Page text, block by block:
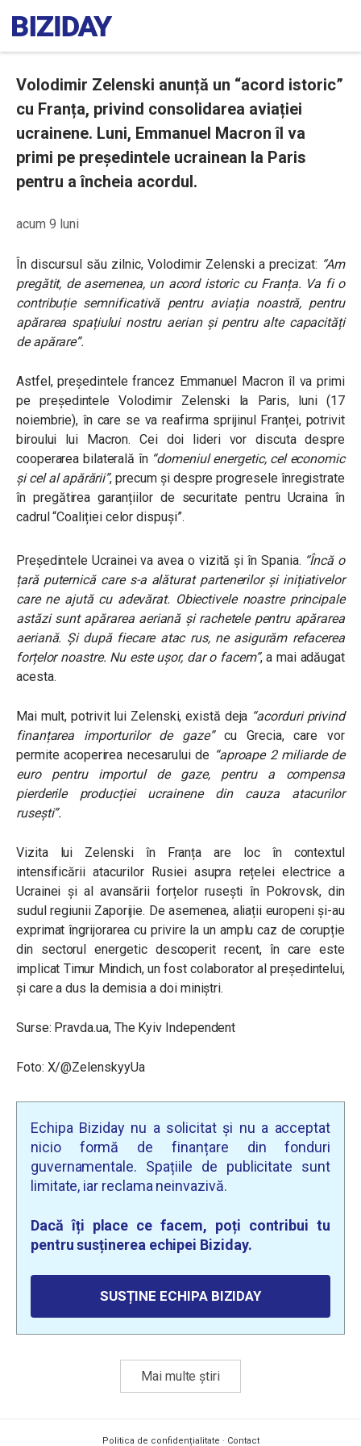
Volodimir Zelenski anunță un “acord istoric”
cu Franța, privind consolidarea aviației
ucrainene. Luni, Emmanuel Macron îl va
primi pe președintele ucrainean la Paris
pentru a încheia acordul.
acum 9 luni
În discursul său zilnic, Volodimir Zelenski a precizat: “Am
pregătit, de asemenea, un acord istoric cu Franța. Va fi o
contribuție semnificativă pentru aviația noastră, pentru
apărarea spațiului nostru aerian și pentru alte capacități
de apărare”.
Astfel, președintele francez Emmanuel Macron îl va primi
pe președintele Volodimir Zelenski la Paris, luni (17
noiembrie), în care se va reafirma sprijinul Franței, potrivit
biroului lui Macron. Cei doi lideri vor discuta despre
cooperarea bilaterală în“domeniul energetic, cel economic
și cel al apărării”, precum și despre progresele înregistrate
în pregătirea garanțiilor de securitate pentru Ucraina în
cadrul “Coaliției celor dispuși”.
Președintele Ucrainei va avea o vizită și în Spania. “Încă o
țară puternică care s-a alăturat partenerilor și inițiativelor
care ne ajută cu adevărat. Obiectivele noastre principale
astăzi sunt apărarea aeriană și rachetele pentru apărarea
aeriană. Și după fiecare atac rus, ne asigurăm refacerea
forțelor noastre. Nu este ușor, dar o facem”, a mai adăugat
acesta.
Mai mult, potrivit lui Zelenski, există deja “acorduri privind
finanțarea importurilor de gaze”cu Grecia, care vor
permite acoperirea necesarului de “aproape 2 miliarde de
euro pentru importul de gaze, pentru a compensa
pierderile producției ucrainene din cauza atacurilor
rusești”.
Vizita lui Zelenski în Franța are loc în contextul
intensificării atacurilor Rusiei asupra rețelei electrice a
Ucrainei și al avansării forțelor rusești în Pokrovsk, din
sudul regiunii Zaporijie. De asemenea, aliații europeni și-au
exprimat îngrijorarea cu privire la un amplu caz de corupție
din sectorul energetic descoperit recent, în care este
implicat Timur Mindich, un fost colaborator al președintelui,
și care a dus la demisia a doi miniștri.
Surse: Pravda.ua, The Kyiv Independent
Foto: X/@ZelenskyyUa
Echipa Biziday nu a solicitat și nu a acceptat
nicio formă de finanțare din fonduri
guvernamentale. Spațiile de publicitate sunt
limitate, iar reclama neinvazivă.
Dacă îți place ce facem, poți contribui tu
pentru susținerea echipei Biziday.
SUSȚINE ECHIPA BIZIDAY
Mai multe știri
Politica de confidențialitate · Contact